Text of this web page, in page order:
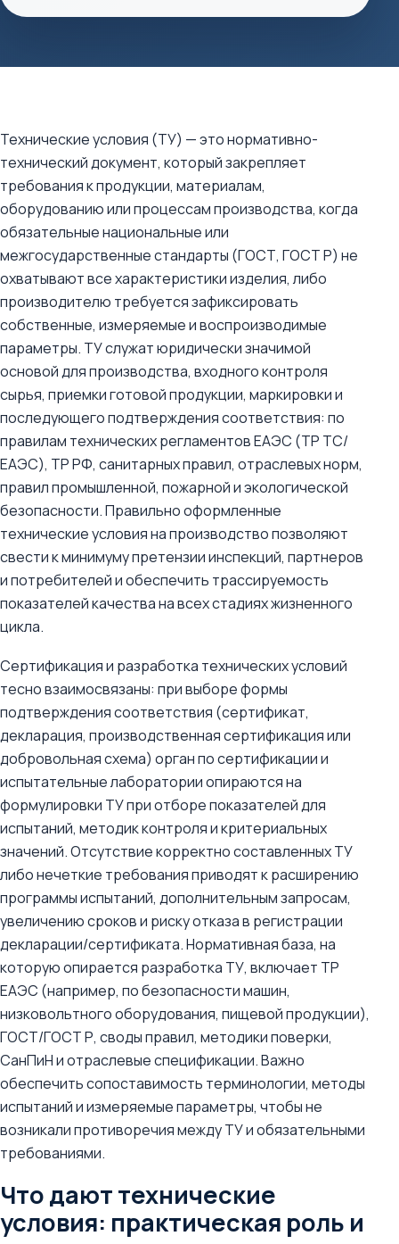
Технические условия (ТУ) — это нормативно-
технический документ, который закрепляет
требования к продукции, материалам,
оборудованию или процессам производства, когда
обязательные национальные или
межгосударственные стандарты (ГОСТ, ГОСТ Р) не
охватывают все характеристики изделия, либо
производителю требуется зафиксировать
собственные, измеряемые и воспроизводимые
параметры. ТУ служат юридически значимой
основой для производства, входного контроля
сырья, приемки готовой продукции, маркировки и
последующего подтверждения соответствия: по
правилам технических регламентов ЕАЭС (ТР ТС/
ЕАЭС), ТР РФ, санитарных правил, отраслевых норм,
правил промышленной, пожарной и экологической
безопасности. Правильно оформленные
технические условия на производство позволяют
свести к минимуму претензии инспекций, партнеров
и потребителей и обеспечить трассируемость
показателей качества на всех стадиях жизненного
цикла.
Сертификация и разработка технических условий
тесно взаимосвязаны: при выборе формы
подтверждения соответствия (сертификат,
декларация, производственная сертификация или
добровольная схема) орган по сертификации и
испытательные лаборатории опираются на
формулировки ТУ при отборе показателей для
испытаний, методик контроля и критериальных
значений. Отсутствие корректно составленных ТУ
либо нечеткие требования приводят к расширению
программы испытаний, дополнительным запросам,
увеличению сроков и риску отказа в регистрации
декларации/сертификата. Нормативная база, на
которую опирается разработка ТУ, включает ТР
ЕАЭС (например, по безопасности машин,
низковольтного оборудования, пищевой продукции),
ГОСТ/ГОСТ Р, своды правил, методики поверки,
СанПиН и отраслевые спецификации. Важно
обеспечить сопоставимость терминологии, методы
испытаний и измеряемые параметры, чтобы не
возникали противоречия между ТУ и обязательными
требованиями.
Что дают технические
условия: практическая роль и